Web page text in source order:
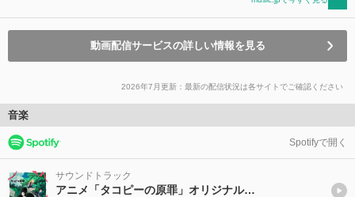
動画配信サービスの詳しい情報を見る
2026年7月更新：最新の配信状況は各サイトでご確認ください
音楽
Spotifyで開く
サウンドトラック
アニメ「タコピーの原罪」オリジナル・サウンドトラック